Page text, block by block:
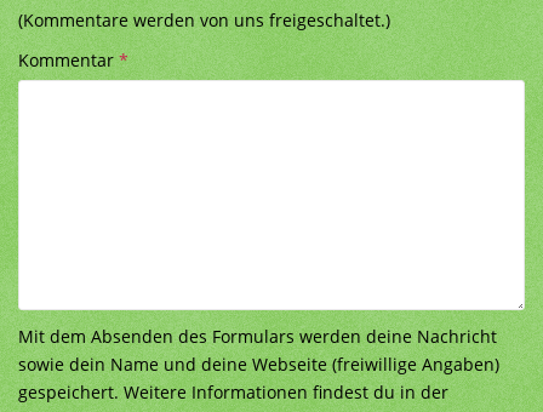
(Kommentare werden von uns freigeschaltet.)
Kommentar*
Mit dem Absenden des Formulars werden deine Nachricht
sowie dein Name und deine Webseite (freiwillige Angaben)
gespeichert. Weitere Informationen findest du in der